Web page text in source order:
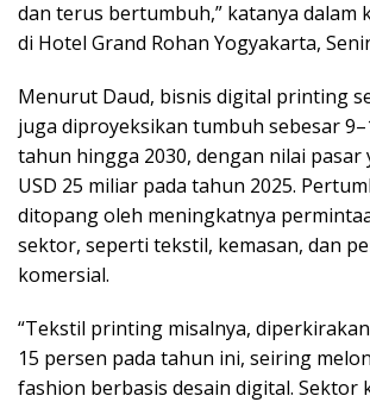
dan terus bertumbuh,” katanya dalam
di Hotel Grand Rohan Yogyakarta,
Menurut Daud, bisnis digital printing
juga diproyeksikan tumbuh sebesar
tahun hingga 2030, dengan nilai pasar
USD 25 miliar pada tahun 2025.
ditopang oleh meningkatnya
sektor, seperti tekstil, kemasan, dan
komersial.
“Tekstil printing misalnya,
15 persen pada tahun ini, seiring
fashion berbasis desain digital. Sektor